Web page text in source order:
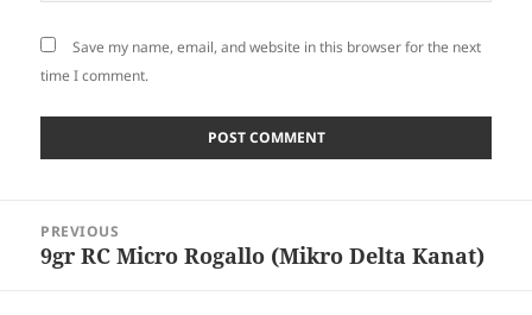
Save my name, email, and website in this browser for the next
time I comment.
navigation
PREVIOUS
Previous
9gr RC Micro Rogallo (Mikro Delta Kanat)